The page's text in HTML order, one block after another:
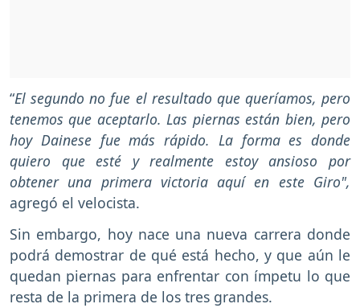
“El segundo no fue el resultado que queríamos, pero
tenemos que aceptarlo. Las piernas están bien, pero
hoy Dainese fue más rápido. La forma es donde
quiero que esté y realmente estoy ansioso por
obtener una primera victoria aquí en este Giro",
agregó el velocista.
Sin embargo, hoy nace una nueva carrera donde
podrá demostrar de qué está hecho, y que aún le
quedan piernas para enfrentar con ímpetu lo que
resta de la primera de los tres grandes.